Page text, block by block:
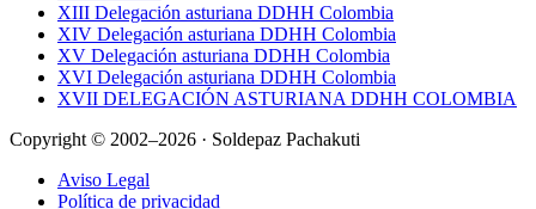
XIII Delegación asturiana DDHH Colombia
XIV Delegación asturiana DDHH Colombia
XV Delegación asturiana DDHH Colombia
XVI Delegación asturiana DDHH Colombia
XVII DELEGACIÓN ASTURIANA DDHH COLOMBIA
Copyright © 2002–2026 · Soldepaz Pachakuti
Aviso Legal
Política de privacidad